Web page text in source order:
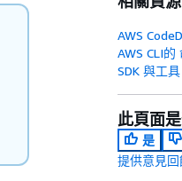
AWS
AWS CLI的
SDK 與工具
此頁面
是
提供意見回